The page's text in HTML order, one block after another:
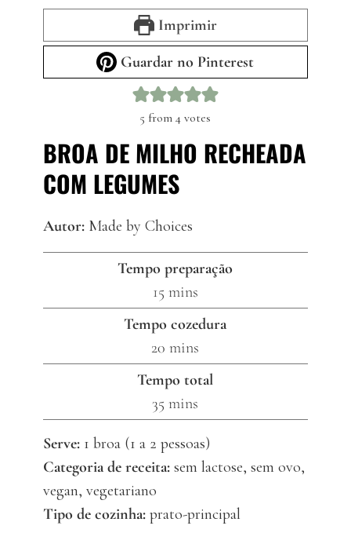
Imprimir
Guardar no Pinterest
5 from4 votes
BROA DE MILHO RECHEADA
COM LEGUMES
Autor: Made by Choices
Tempo preparação
15minutes
mins
Tempo cozedura
20 minutes
mins
Tempo total
35 minutes
mins
Serve: 1 broa (1 a 2 pessoas)
Categoria de receita: sem lactose, sem ovo,
vegan, vegetariano
Tipo de cozinha: prato-principal